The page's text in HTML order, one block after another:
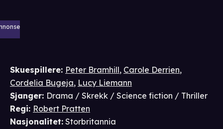
Skuespillere: Peter Bramhill, Carole Derrien,
Cordelia Bugeja, Lucy Liemann
Sjanger: Drama / Skrekk / Science fiction / Thriller
Regi: Robert Pratten
Nasjonalitet: Storbritannia